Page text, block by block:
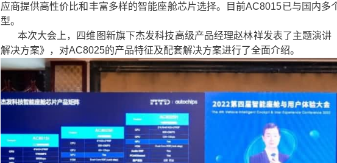
应商提供高性价比和丰富多样的智能座舱芯片选择。目前AC8015已与国内多
型。
本次大会上，四维图新旗下杰发科技高级产品经理赵林祥发表了主题演
解决方案》，对AC8025的产品特征及配套解决方案进行了全面介绍。